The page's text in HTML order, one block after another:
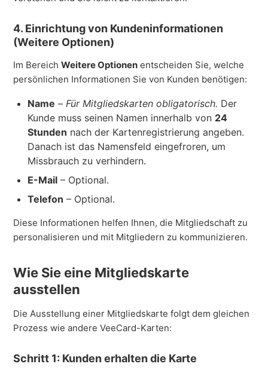
4. Einrichtung von Kundeninformationen
(Weitere Optionen)
Im BereichWeitere Optionen entscheiden Sie, welche
persönlichen Informationen Sie von Kunden benötigen:
Name – Für Mitgliedskarten obligatorisch. Der
Kunde muss seinen Namen innerhalb von 24
Stunden nach der Kartenregistrierung angeben.
Danach ist das Namensfeld eingefroren, um
Missbrauch zu verhindern.
E-Mail – Optional.
Telefon – Optional.
Diese Informationen helfen Ihnen, die Mitgliedschaft zu
personalisieren und mit Mitgliedern zu kommunizieren.
Wie Sie eine Mitgliedskarte
ausstellen
Die Ausstellung einer Mitgliedskarte folgt dem gleichen
Prozess wie andere VeeCard-Karten:
Schritt 1: Kunden erhalten die Karte